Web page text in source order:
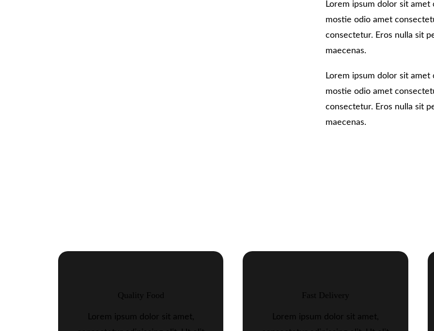
Lorem ipsum dolor sit
mostie odio amet
consectetur. Eros nulla sit
maecenas.
Lorem ipsum dolor sit
mostie odio amet
consectetur. Eros nulla sit
maecenas.
Quality Food
Lorem ipsum dolor sit amet,
Fast Delivery
Lorem ipsum dolor sit amet,